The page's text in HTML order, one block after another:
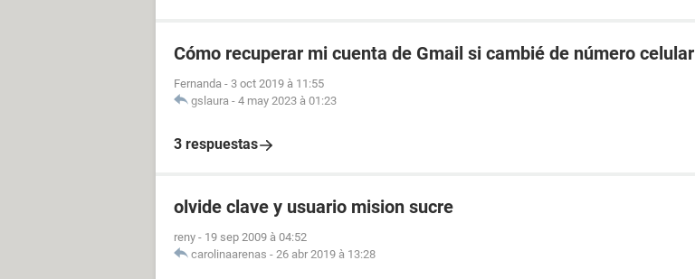
Cómo recuperar mi cuenta de Gmail si cambié de número celular
Fernanda - 3 oct 2019 à 11:55
gslaura - 4 may 2023 à 01:23
3 respuestas
olvide clave y usuario mision sucre
reny - 19 sep 2009 à 04:52
carolinaarenas - 26 abr 2019 à 13:28